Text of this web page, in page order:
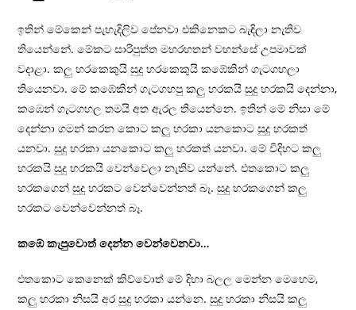
ඉතින් මේකෙන් පැහැදිලිව පේනවා එකිනෙකට බැඳිලා නැතිව
තියෙන්නේ. මේකට සාරිපුත්ත මහරහතන් වහන්සේ උපමාවක්
වදාළා. කලු හරකෙකුයි සුදු හරකෙකුයි කඹේකින් ගැටගහලා
තියෙනවා. මේ කඹේකින් ගැටගහපු කලු හරකයි සුදු හරකයි දෙන්නා,
කඹෙන් ගැටගහල තමයි අත ඇරල තියෙන්නෙ. ඉතින් මේ නිසා මේ
දෙන්නා ගමන් කරන කොට කලු හරකා යනකොට සුදු හරකත්
යනවා. සුදු හරකා යනකොට කලු හරකත් යනවා. මේ විදිහට කලු
හරකයි සුදු හරකයි වෙන්වෙලා නැතිව යන්නේ. එතකොට කලු
හරකගෙන් සුදු හරකට වෙන්වෙන්නත් බෑ. සුදු හරකගෙන් කලු
හරකට වෙන්වෙන්නත් බෑ.
කඹේ කැපුවොත් දෙන්න වෙන්වෙනවා…
එතකොට කෙනෙක් කිව්වොත් මේ දිහා බලල මෙන්න මෙහෙම,
කලු හරකා නිසයි අර සුදු හරකා යන්නෙ. සුදු හරකා නිසයි කලු